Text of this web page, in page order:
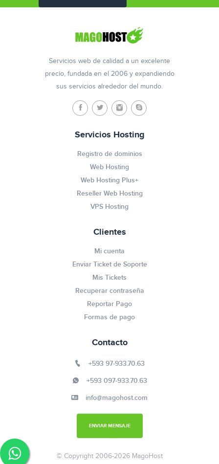
Servicios web de calidad a un excelente
precio, fundada en el 2006 y expandiendo
sus servicios alrededor del mundo.
Servicios Hosting
Registro de dominios
Web Hosting
Web Hosting Plus+
Reseller Web Hosting
VPS Hosting
Clientes
Mi cuenta
Enviar Ticket de Soporte
Mis Tickets
Recuperar contraseña
Reportar Pago
Formas de pago
Contacto
+593 97-933.70.63
+593 097-933.70.63
info@magohost.com
ENVIAR MENSAJE
© Copyright 2006-2026 MagoHost